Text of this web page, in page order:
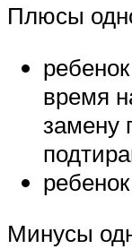
Плюсы
время
замену
Минусы